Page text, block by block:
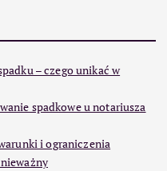
– czego unikać w
spadkowe u notariusza
i ograniczenia